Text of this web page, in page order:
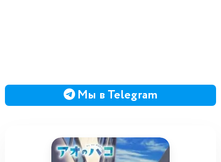
Мы в Telegram